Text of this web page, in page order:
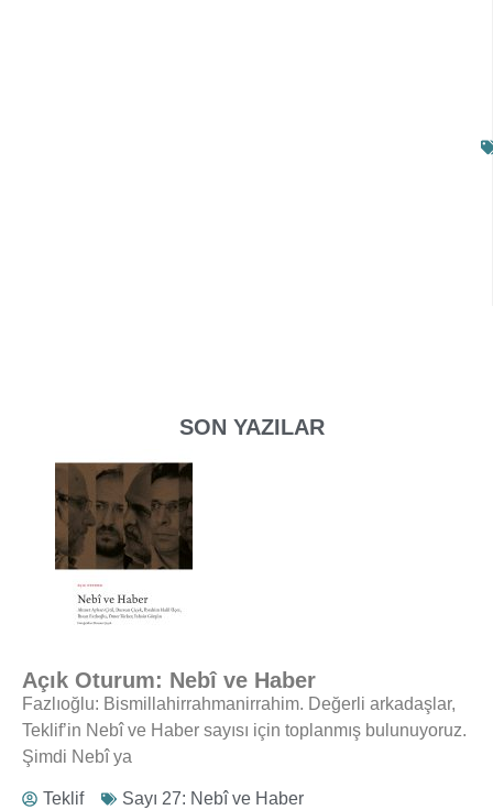
SON YAZILAR
Açık Oturum: Nebî ve Haber
Fazlıoğlu: Bismillahirrahmanirrahim. Değerli arkadaşlar,
Teklif’in Nebî ve Haber sayısı için toplanmış bulunuyoruz.
Şimdi Nebî ya
Teklif Sayı 27: Nebî ve Haber